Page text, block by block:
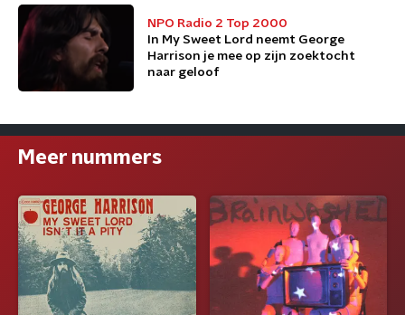
NPO Radio 2 Top 2000
In My Sweet Lord neemt George
Harrison je mee op zijn zoektocht
naar geloof
Meer nummers